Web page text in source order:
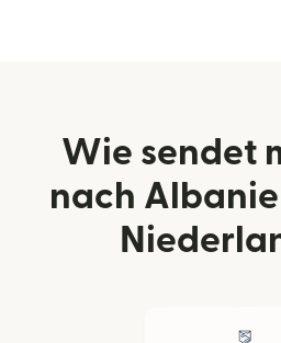
Wie sendet
nach